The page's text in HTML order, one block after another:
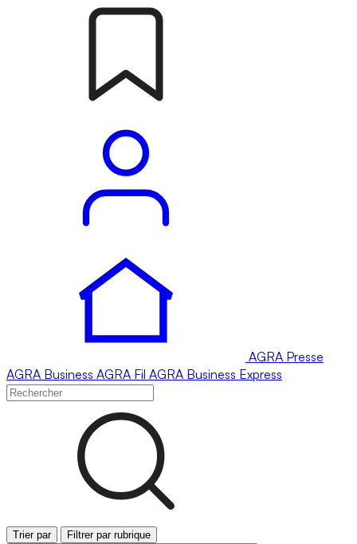
AGRA Presse
AGRA Business AGRA Fil AGRA Business Express
Trier par Filtrer par rubrique